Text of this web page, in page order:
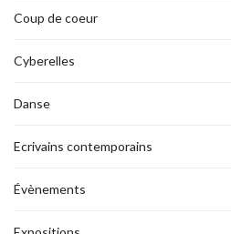
Coup de coeur
Cyberelles
Danse
Ecrivains contemporains
Évènements